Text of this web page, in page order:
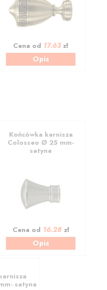
Cena od 17.63zł
Opis
Końcówka karnisza
Colosseo Ø 25 mm-
satyna
Cena od 16.28zł
Opis
satyna